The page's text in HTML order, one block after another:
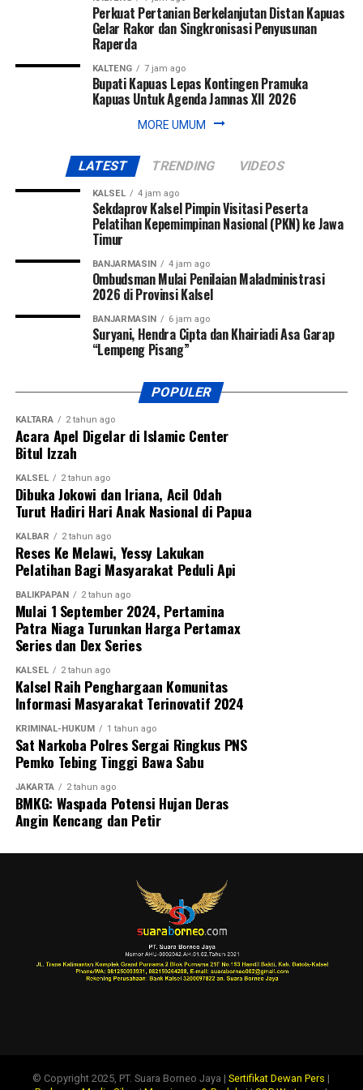
Perkuat Pertanian Berkelanjutan Distan Kapuas
Gelar Rakor dan Singkronisasi Penyusunan
Raperda
KALTENG 7 jam ago
Bupati Kapuas Lepas Kontingen Pramuka
Kapuas Untuk Agenda Jamnas XII 2026
MORE UMUM
LATEST TRENDING VIDEOS
KALSEL 4 jam ago
Sekdaprov Kalsel Pimpin Visitasi Peserta
Pelatihan Kepemimpinan Nasional (PKN) ke Jawa
Timur
BANJARMASIN 4 jam ago
Ombudsman Mulai Penilaian Maladministrasi
2026 di Provinsi Kalsel
BANJARMASIN 6 jam ago
Suryani, Hendra Cipta dan Khairiadi Asa Garap
“Lempeng Pisang”
POPULER
KALTARA 2 tahun ago
Acara Apel Digelar di Islamic Center
Bitul Izzah
KALSEL 2 tahun ago
Dibuka Jokowi dan Iriana, Acil Odah
Turut Hadiri Hari Anak Nasional di Papua
KALBAR 2 tahun ago
Reses Ke Melawi, Yessy Lakukan
Pelatihan Bagi Masyarakat Peduli Api
BALIKPAPAN 2 tahun ago
Mulai 1 September 2024, Pertamina
Patra Niaga Turunkan Harga Pertamax
Series dan Dex Series
KALSEL 2 tahun ago
Kalsel Raih Penghargaan Komunitas
Informasi Masyarakat Terinovatif 2024
KRIMINAL-HUKUM 1 tahun ago
Sat Narkoba Polres Sergai Ringkus PNS
Pemko Tebing Tinggi Bawa Sabu
JAKARTA 2 tahun ago
BMKG: Waspada Potensi Hujan Deras
Angin Kencang dan Petir
© Copyright 2025, PT. Suara Borneo Jaya |Sertifikat Dewan Pers |